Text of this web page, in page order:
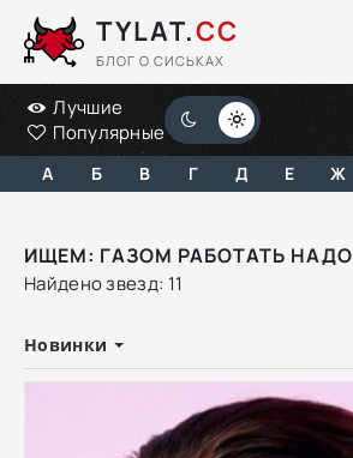
TYLAT.CC
БЛОГ О СИСЬКАХ
Лучшие
Популярные
А Б В Г Д Е Ж
ИЩЕМ: ГАЗОМ РАБОТАТЬ НАДО
Найдено звезд: 11
Новинки